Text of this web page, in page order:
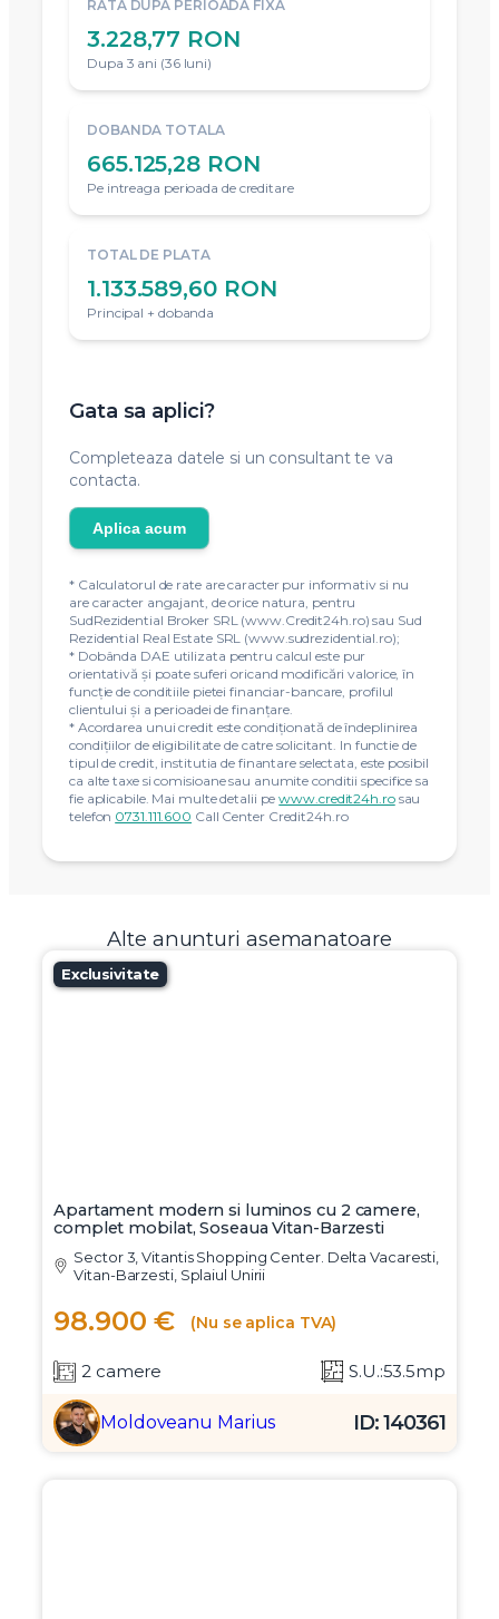
RATA DUPA PERIOADA FIXA
3.228,77 RON
Dupa 3 ani (36 luni)
DOBANDA TOTALA
665.125,28 RON
Pe intreaga perioada de creditare
TOTAL DE PLATA
1.133.589,60 RON
Principal + dobanda
Gata sa aplici?
Completeaza datele si un consultant te va
contacta.
Aplica acum
* Calculatorul de rate are caracter pur informativ si nu
are caracter angajant, de orice natura, pentru
SudRezidential Broker SRL (www.Credit24h.ro) sau Sud
Rezidential Real Estate SRL (www.sudrezidential.ro);
* Dobânda DAE utilizata pentru calcul este pur
orientativă și poate suferi oricand modificări valorice, în
funcție de conditiile pietei financiar-bancare, profilul
clientului și a perioadei de finanțare.
* Acordarea unui credit este condiţionată de îndeplinirea
condiţiilor de eligibilitate de catre solicitant. In functie de
tipul de credit, institutia de finantare selectata, este posibil
ca alte taxe si comisioane sau anumite conditii specifice sa
fie aplicabile. Mai multe detalii pewww.credit24h.rosau
telefon 0731.111.600 Call Center Credit24h.ro
Alte anunturi asemanatoare
Exclusivitate
Apartament modern si luminos cu 2 camere,
complet mobilat, Soseaua Vitan-Barzesti
Sector 3, Vitantis Shopping Center. Delta Vacaresti,
Vitan-Barzesti, Splaiul Unirii
98.900 € (Nu se aplica TVA)
2 camere S.U.:53.5mp
Moldoveanu Marius ID: 140361